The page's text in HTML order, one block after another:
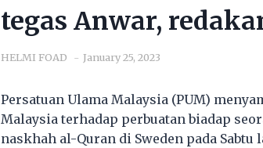
tegas Anwar,
HELMI FOAD January 25, 2023
Persatuan Ulama Malaysia (PUM)
Malaysia terhadap perbuatan biadap
naskhah al-Quran di Sweden pada Sabtu